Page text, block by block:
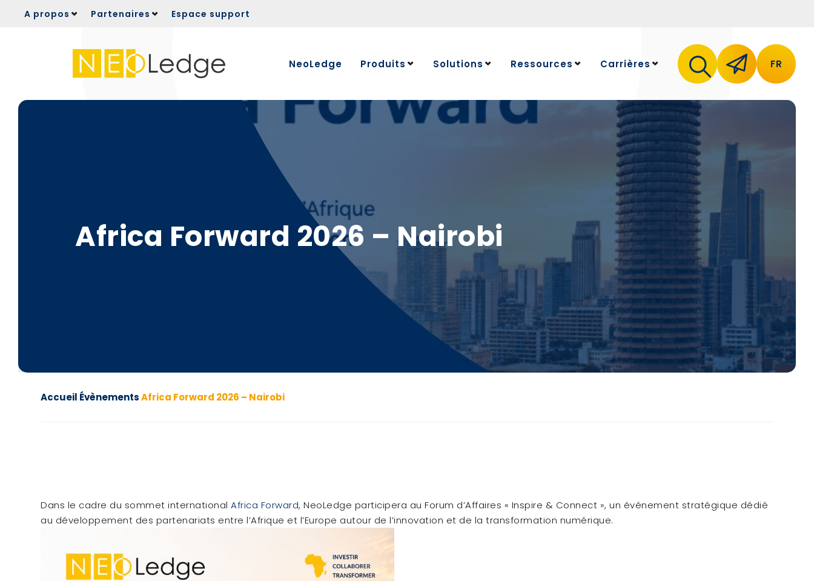
A propos Partenaires Espace support
NeoLedge Produits Solutions Ressources
Centre de ressources
Blog
Évènements
Carrières
Travailler chez NeoLedge
Postes ouverts
FR
Africa Forward 2026 – Nairobi
Accueil Évènements Africa Forward 2026 – Nairobi
Dans le cadre du sommet internationalAfrica Forward, NeoLedge participera au Forum d’Affaires « Inspire & Connect », un événement stratégique dédié
au développement des partenariats entre l’Afrique et l’Europe autour de l’innovation et de la transformation numérique.